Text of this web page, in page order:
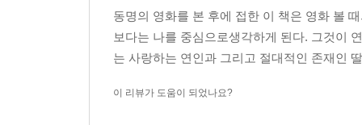
작가는 친근하면서도 너무나 적절한 어휘 선택
시선을 잡아끄는 스토리가 우리를 잡고 놓아주지
존 그리샴이나 코벤, 로빈 쿡의 작품처럼 마지막
동명의 영화를 본 후에 접한 이 책은 영화 볼
보다는 나를 중심으로생각하게 된다. 그것이
는 사랑하는 연인과 그리고 절대적인 존재인
이 리뷰가 도움이 되었나요?